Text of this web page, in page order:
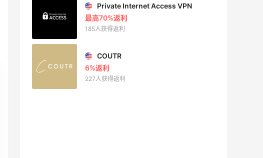
Private Internet Access VPN
最高70%返利
185人获得返利
COUTR
6%返利
227人获得返利